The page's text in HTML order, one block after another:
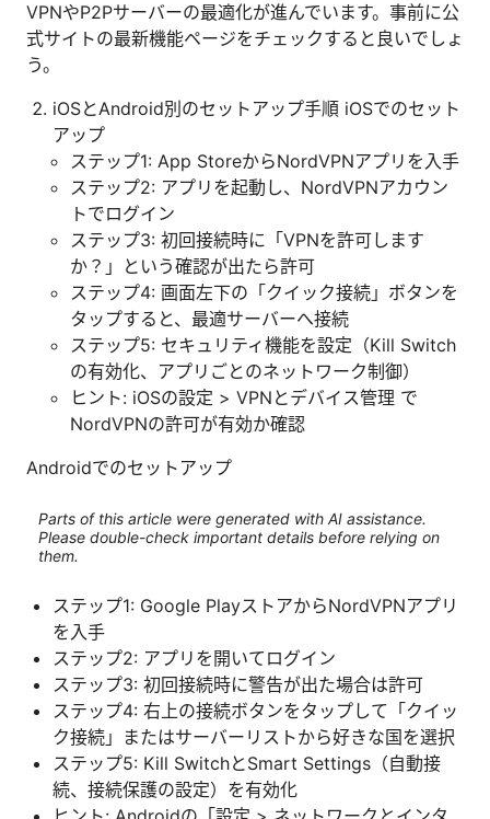
VPNやP2Pサーバーの最適化が進んでいます。事前に公
式サイトの最新機能ページをチェックすると良いでしょ
う。
iOSとAndroid別のセットアップ手順 iOSでのセット
アップ
ステップ1: App StoreからNordVPNアプリを入手
ステップ2: アプリを起動し、NordVPNアカウン
トでログイン
ステップ3: 初回接続時に「VPNを許可します
か？」という確認が出たら許可
ステップ4: 画面左下の「クイック接続」ボタンを
タップすると、最適サーバーへ接続
ステップ5: セキュリティ機能を設定（Kill Switch
の有効化、アプリごとのネットワーク制御）
ヒント: iOSの設定 > VPNとデバイス管理 で
NordVPNの許可が有効か確認
Androidでのセットアップ
Parts of this article were generated with AI assistance.
Please double-check important details before relying on
them.
ステップ1: Google PlayストアからNordVPNアプリ
を入手
ステップ2: アプリを開いてログイン
ステップ3: 初回接続時に警告が出た場合は許可
ステップ4: 右上の接続ボタンをタップして「クイッ
ク接続」またはサーバーリストから好きな国を選択
ステップ5: Kill SwitchとSmart Settings（自動接
続、接続保護の設定）を有効化